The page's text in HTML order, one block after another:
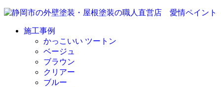
施工事例
かっこいい ツートン
ベージュ
ブラウン
クリアー
ブルー